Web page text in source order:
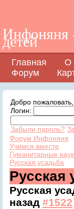
Инфоняня
детей
Главная О
Форум
Добро пожаловать,
Логин:
Забыли пароль?
Форум Инфоняня
Учимся вместе
Гуманитарные
Русская усадьба
Русская
Русская
назад #1522